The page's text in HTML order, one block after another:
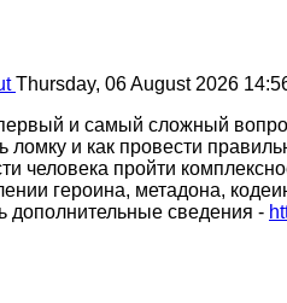
Thursday, 06 August 2026
и самый сложный
ломку и как провести
человека пройти
героина, метадона,
дополнительные сведения -